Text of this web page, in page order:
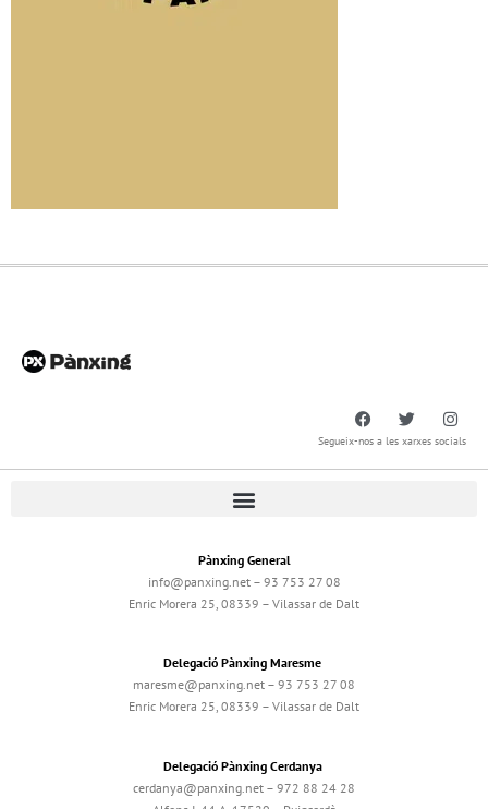
Segueix-nos a les xarxes socials
Pànxing General
info@panxing.net – 93 753 27 08
Enric Morera 25, 08339 – Vilassar de Dalt
Delegació Pànxing Maresme
maresme@panxing.net – 93 753 27 08
Enric Morera 25, 08339 – Vilassar de Dalt
Delegació Pànxing Cerdanya
cerdanya@panxing.net – 972 88 24 28